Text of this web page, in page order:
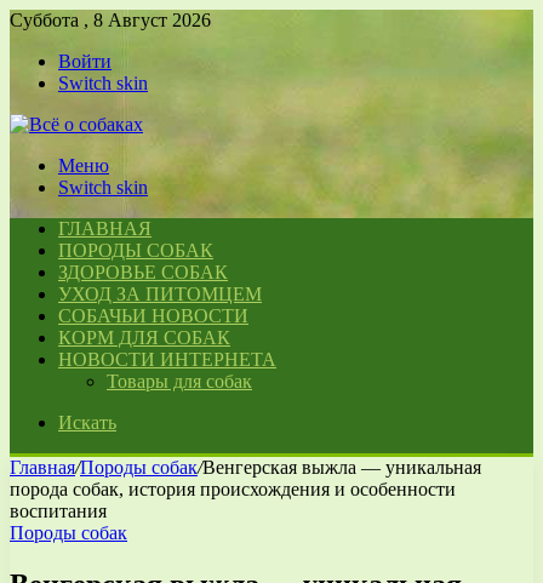
Суббота , 8 Август 2026
Войти
Switch skin
Меню
Switch skin
ГЛАВНАЯ
ПОРОДЫ СОБАК
ЗДОРОВЬЕ СОБАК
УХОД ЗА ПИТОМЦЕМ
СОБАЧЬИ НОВОСТИ
КОРМ ДЛЯ СОБАК
НОВОСТИ ИНТЕРНЕТА
Товары для собак
Искать
Главная/Породы собак/Венгерская выжла — уникальная
порода собак, история происхождения и особенности
воспитания
Породы собак